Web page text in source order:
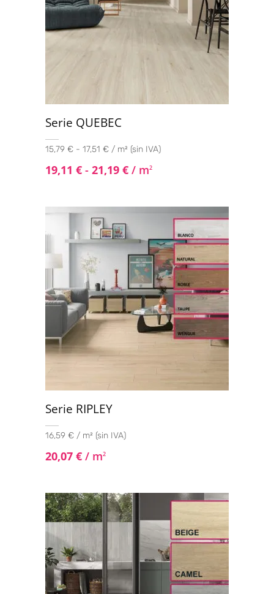
Serie QUEBEC
15,79 € - 17,51 € / m² (sin IVA)
19,11 € - 21,19 € / m2
Serie RIPLEY
16,59 € / m² (sin IVA)
20,07 € / m2